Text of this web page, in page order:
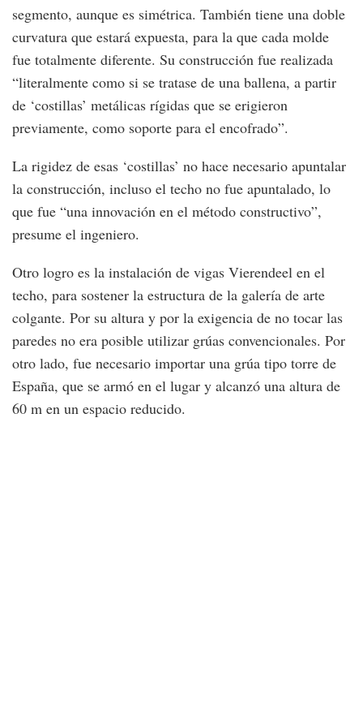
segmento, aunque es simétrica. También tiene una doble
curvatura que estará expuesta, para la que cada molde
fue totalmente diferente. Su construcción fue realizada
“literalmente como si se tratase de una ballena, a partir
de ‘costillas’ metálicas rígidas que se erigieron
previamente, como soporte para el encofrado”.
La rigidez de esas ‘costillas’ no hace necesario apuntalar
la construcción, incluso el techo no fue apuntalado, lo
que fue “una innovación en el método constructivo”,
presume el ingeniero.
Otro logro es la instalación de vigas Vierendeel en el
techo, para sostener la estructura de la galería de arte
colgante. Por su altura y por la exigencia de no tocar las
paredes no era posible utilizar grúas convencionales. Por
otro lado, fue necesario importar una grúa tipo torre de
España, que se armó en el lugar y alcanzó una altura de
60 m en un espacio reducido.